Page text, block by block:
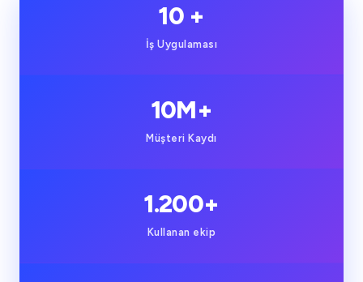
10 +
İş Uygulaması
10M+
Müşteri Kaydı
1.200+
Kullanan ekip